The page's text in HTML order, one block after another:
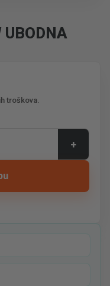
troškova.
+